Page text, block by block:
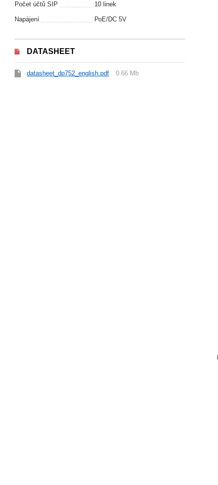
Počet účtů SIP 10 linek
Napájení РоЕ/DC 5V
DATASHEET
datasheet_dp752_english.pdf 0.66 Mb